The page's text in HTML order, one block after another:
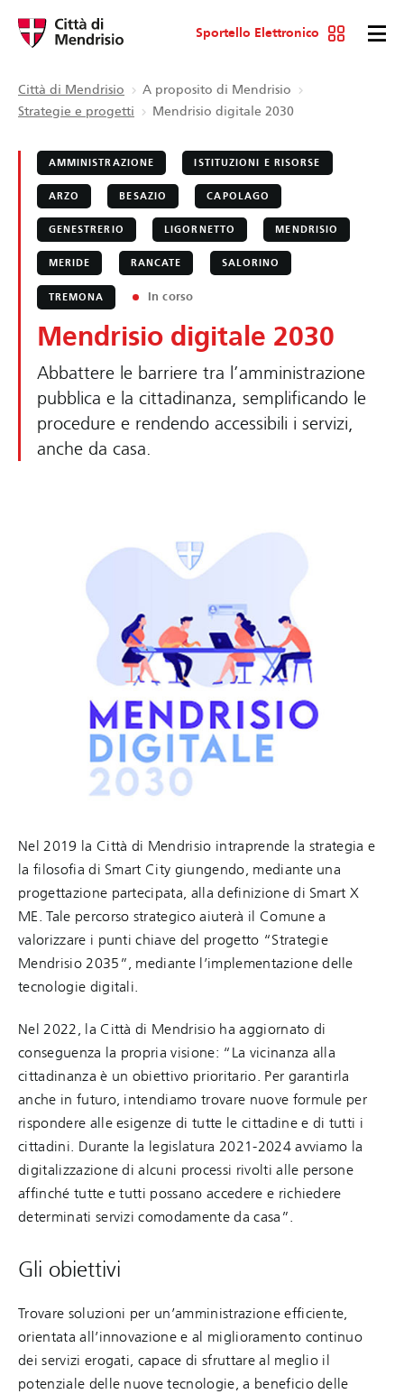
Sportello Elettronico
Città di Mendrisio
A proposito di Mendrisio
Strategie e progetti
Mendrisio digitale 2030
AMMINISTRAZIONE ISTITUZIONI E RISORSE
ARZO BESAZIO CAPOLAGO
GENESTRERIO LIGORNETTO MENDRISIO
MERIDE RANCATE SALORINO
TREMONA In corso
Mendrisio digitale 2030
Abbattere le barriere tra l’amministrazione
pubblica e la cittadinanza, semplificando le
procedure e rendendo accessibili i servizi,
anche da casa.
Nel 2019 la Città di Mendrisio intraprende la strategia e
la filosofia di Smart City giungendo, mediante una
progettazione partecipata, alla definizione di Smart X
ME. Tale percorso strategico aiuterà il Comune a
valorizzare i punti chiave del progetto “Strategie
Mendrisio 2035”, mediante l’implementazione delle
tecnologie digitali.
Nel 2022, la Città di Mendrisio ha aggiornato di
conseguenza la propria visione: “La vicinanza alla
cittadinanza è un obiettivo prioritario. Per garantirla
anche in futuro, intendiamo trovare nuove formule per
rispondere alle esigenze di tutte le cittadine e di tutti i
cittadini. Durante la legislatura 2021-2024 avviamo la
digitalizzazione di alcuni processi rivolti alle persone
affinché tutte e tutti possano accedere e richiedere
determinati servizi comodamente da casa”.
Gli obiettivi
Trovare soluzioni per un’amministrazione efficiente,
orientata all’innovazione e al miglioramento continuo
dei servizi erogati, capace di sfruttare al meglio il
potenziale delle nuove tecnologie, a beneficio delle